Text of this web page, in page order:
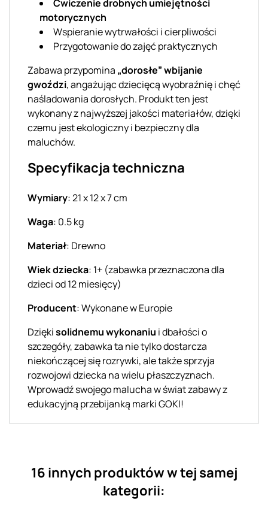
Ćwiczenie drobnych umiejętności
motorycznych
Wspieranie wytrwałości i cierpliwości
Przygotowanie do zajęć praktycznych
Zabawa przypomina „dorosłe” wbijanie
gwoździ, angażując dziecięcą wyobraźnię i chęć
naśladowania dorosłych. Produkt ten jest
wykonany z najwyższej jakości materiałów, dzięki
czemu jest ekologiczny i bezpieczny dla
maluchów.
Specyfikacja techniczna
Wymiary: 21 х 12 х 7 cm
Waga: 0.5 kg
Materiał: Drewno
Wiek dziecka: 1+ (zabawka przeznaczona dla
dzieci od 12 miesięcy)
Producent: Wykonane w Europie
Dziękisolidnemu wykonaniu i dbałości o
szczegóły, zabawka ta nie tylko dostarcza
niekończącej się rozrywki, ale także sprzyja
rozwojowi dziecka na wielu płaszczyznach.
Wprowadź swojego malucha w świat zabawy z
edukacyjną przebijanką marki GOKI!
16 innych produktów w tej samej
kategorii: